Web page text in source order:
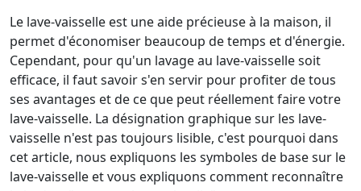
Le lave-vaisselle est une aide précieuse à la maison, il
permet d'économiser beaucoup de temps et d'énergie.
Cependant, pour qu'un lavage au lave-vaisselle soit
efficace, il faut savoir s'en servir pour profiter de tous
ses avantages et de ce que peut réellement faire votre
lave-vaisselle. La désignation graphique sur les lave-
vaisselle n'est pas toujours lisible, c'est pourquoi dans
cet article, nous expliquons les symboles de base sur le
lave-vaisselle et vous expliquons comment reconnaître